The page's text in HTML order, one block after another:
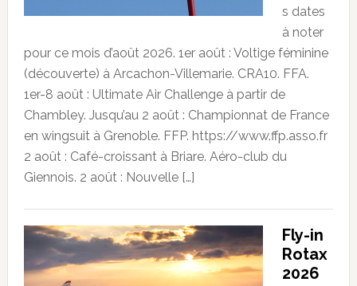
s dates
à noter
pour ce mois d’août 2026. 1er août : Voltige féminine
(découverte) à Arcachon-Villemarie. CRA10. FFA.
1er-8 août : Ultimate Air Challenge à partir de
Chambley. Jusqu’au 2 août : Championnat de France
en wingsuit à Grenoble. FFP. https://www.ffp.asso.fr
2 août : Café-croissant à Briare. Aéro-club du
Giennois. 2 août : Nouvelle […]
Fly-in
Rotax
2026